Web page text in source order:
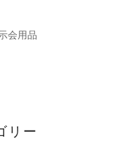
会用品
リー